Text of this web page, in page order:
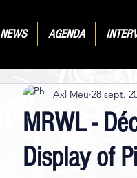
NEWS AGENDA
MRWL -
Display of
Axl Meu 28 sept.